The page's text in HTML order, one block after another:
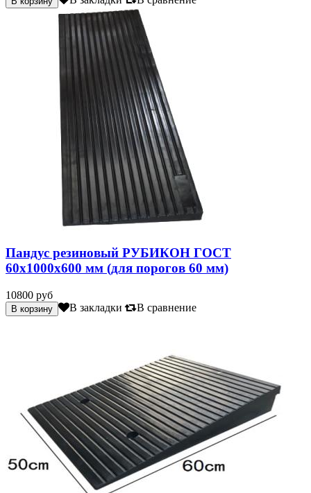
Пандус резиновый РУБИКОН ГОСТ
60х1000х600 мм (для порогов 60 мм)
10800 руб
В закладки В сравнение